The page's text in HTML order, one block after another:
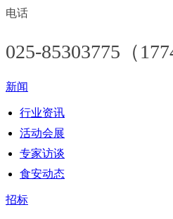
电话
025-85303775（
新闻
行业资讯
活动会展
专家访谈
食安动态
招标